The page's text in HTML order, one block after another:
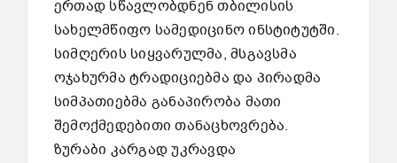
ერთად სწავლობდნენ თბილისის
სახელმწიფო სამედიცინო ინსტიტუტში.
სიმღერის სიყვარულმა, მსგავსმა
ოჯახურმა ტრადიციებმა და პირადმა
სიმპათიებმა განაპირობა მათი
შემოქმედებითი თანაცხოვრება.
ზურაბი კარგად უკრავდა